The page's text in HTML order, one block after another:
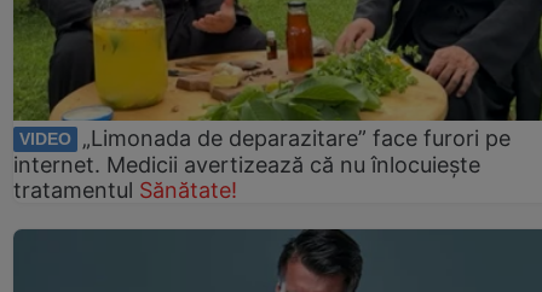
VIDEO
„Limonada de deparazitare” face furori pe
internet. Medicii avertizează că nu înlocuiește
tratamentul Sănătate!